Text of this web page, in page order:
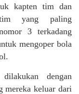
kapten tim dan
tim yang paling
3 terkadang
mengoper bola
dengan
mereka keluar dari